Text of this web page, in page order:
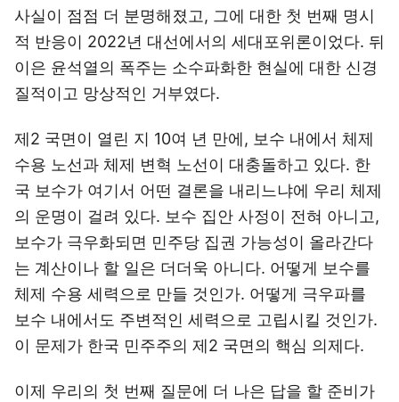
사실이 점점 더 분명해졌고, 그에 대한 첫 번째 명시
적 반응이 2022년 대선에서의 세대포위론이었다. 뒤
이은 윤석열의 폭주는 소수파화한 현실에 대한 신경
질적이고 망상적인 거부였다.
제2 국면이 열린 지 10여 년 만에, 보수 내에서 체제
수용 노선과 체제 변혁 노선이 대충돌하고 있다. 한
국 보수가 여기서 어떤 결론을 내리느냐에 우리 체제
의 운명이 걸려 있다. 보수 집안 사정이 전혀 아니고,
보수가 극우화되면 민주당 집권 가능성이 올라간다
는 계산이나 할 일은 더더욱 아니다. 어떻게 보수를
체제 수용 세력으로 만들 것인가. 어떻게 극우파를
보수 내에서도 주변적인 세력으로 고립시킬 것인가.
이 문제가 한국 민주주의 제2 국면의 핵심 의제다.
이제 우리의 첫 번째 질문에 더 나은 답을 할 준비가